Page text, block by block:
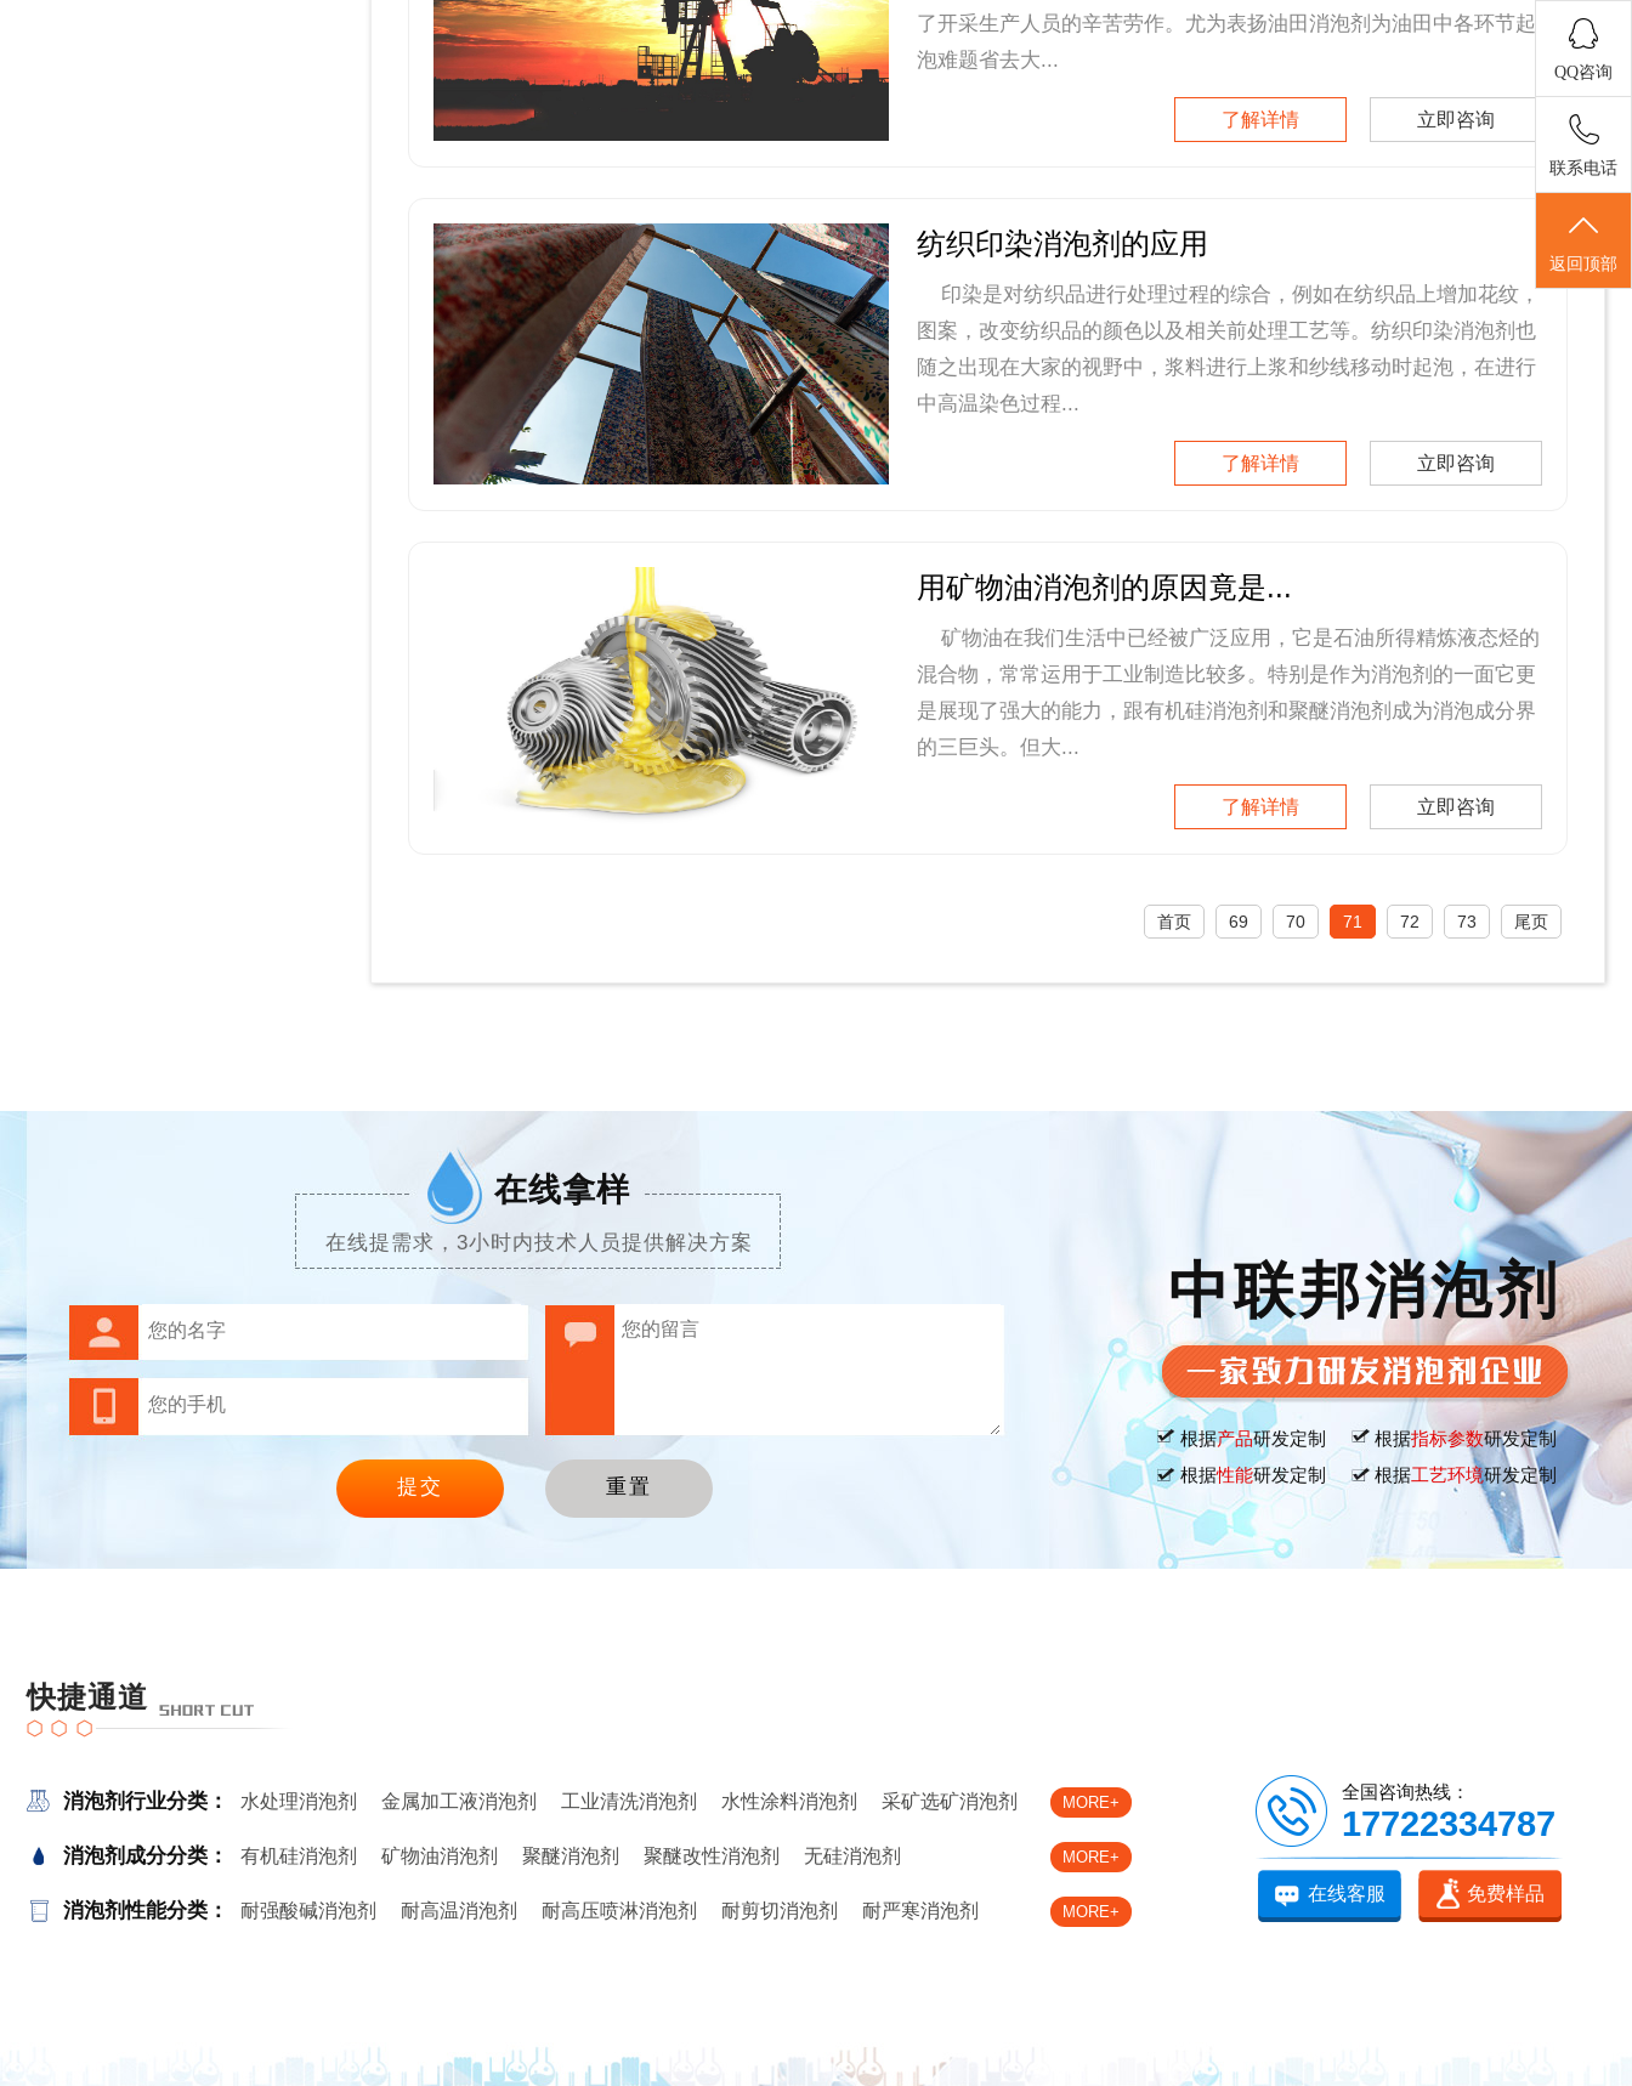
了开采生产人员的辛苦劳作。尤为表扬油田消泡剂为油田中各环节起
泡难题省去大...
了解详情 立即咨询
纺织印染消泡剂的应用
印染是对纺织品进行处理过程的综合，例如在纺织品上增加花纹，
图案，改变纺织品的颜色以及相关前处理工艺等。纺织印染消泡剂也
随之出现在大家的视野中，浆料进行上浆和纱线移动时起泡，在进行
中高温染色过程...
了解详情 立即咨询
用矿物油消泡剂的原因竟是...
矿物油在我们生活中已经被广泛应用，它是石油所得精炼液态烃的
混合物，常常运用于工业制造比较多。特别是作为消泡剂的一面它更
是展现了强大的能力，跟有机硅消泡剂和聚醚消泡剂成为消泡成分界
的三巨头。但大...
了解详情 立即咨询
首页 69 70 71 72 73 尾页
在线拿样
在线提需求，3小时内技术人员提供解决方案
中联邦消泡剂
根据产品研发定制 根据指标参数研发定制
根据性能研发定制 根据工艺环境研发定制
快捷通道
消泡剂行业分类： 水处理消泡剂 金属加工液消泡剂 工业清洗消泡剂 水性涂料消泡剂 采矿选矿消泡剂 MORE+
消泡剂成分分类： 有机硅消泡剂 矿物油消泡剂 聚醚消泡剂 聚醚改性消泡剂 无硅消泡剂 MORE+
消泡剂性能分类： 耐强酸碱消泡剂 耐高温消泡剂 耐高压喷淋消泡剂 耐剪切消泡剂 耐严寒消泡剂 MORE+
全国咨询热线：
17722334787
在线客服 免费样品
QQ咨询
联系电话
返回顶部